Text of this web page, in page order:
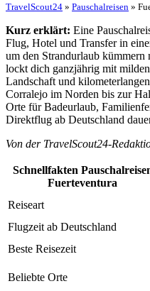
TravelScout24 » Pauschalreisen »
Kurz erklärt: Eine
Flug, Hotel und Transfer in
um den Strandurlaub
lockt dich ganzjährig mit
Landschaft und
Corralejo im Norden bis zur
Orte für Badeurlaub,
Direktflug ab Deutschland
Von der TravelScout24-
Schnellfakten
Fuerteventura
Reiseart
Flugzeit ab Deutschland
Beste Reisezeit
Beliebte Orte